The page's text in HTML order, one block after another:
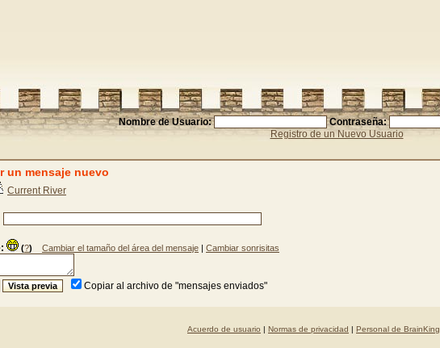
Nombre de Usuario:
Contraseña:
Registro de un Nuevo Usuario
un mensaje nuevo
Current River
(?) Cambiar el tamaño del área del mensaje | Cambiar sonrisitas
Copiar al archivo de "mensajes enviados"
Acuerdo de usuario | Normas de privacidad | Personal de BrainKing